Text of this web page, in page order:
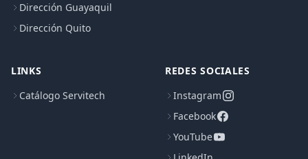
Dirección Guayaquil
Dirección Quito
LINKS
Catálogo Servitech
REDES SOCIALES
Instagram
Facebook
YouTube